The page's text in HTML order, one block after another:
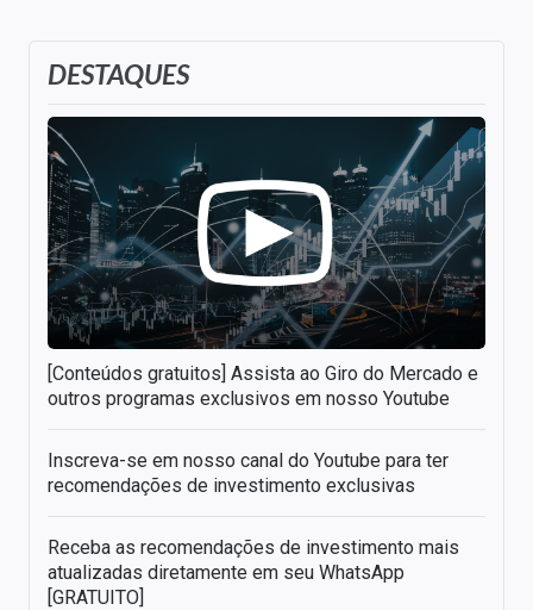
DESTAQUES
[Conteúdos gratuitos] Assista ao Giro do Mercado e
outros programas exclusivos em nosso Youtube
Inscreva-se em nosso canal do Youtube para ter
recomendações de investimento exclusivas
Receba as recomendações de investimento mais
atualizadas diretamente em seu WhatsApp
[GRATUITO]